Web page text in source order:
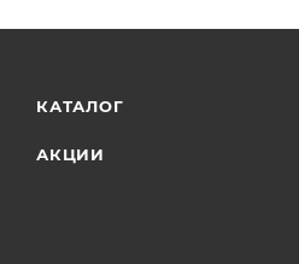
КАТАЛОГ
АКЦИИ